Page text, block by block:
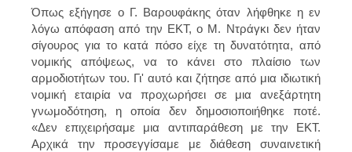
Όπως εξήγησε ο Γ. Βαρουφάκης όταν λήφθηκε η εν
λόγω απόφαση από την ΕΚΤ, ο Μ. Ντράγκι δεν ήταν
σίγουρος για το κατά πόσο είχε τη δυνατότητα, από
νομικής απόψεως, να το κάνει στο πλαίσιο των
αρμοδιοτήτων του. Γι' αυτό και ζήτησε από μια ιδιωτική
νομική εταιρία να προχωρήσει σε μια ανεξάρτητη
γνωμοδότηση, η οποία δεν δημοσιοποιήθηκε ποτέ.
«Δεν επιχειρήσαμε μια αντιπαράθεση με την ΕΚΤ.
Αρχικά την προσεγγίσαμε με διάθεση συναινετική